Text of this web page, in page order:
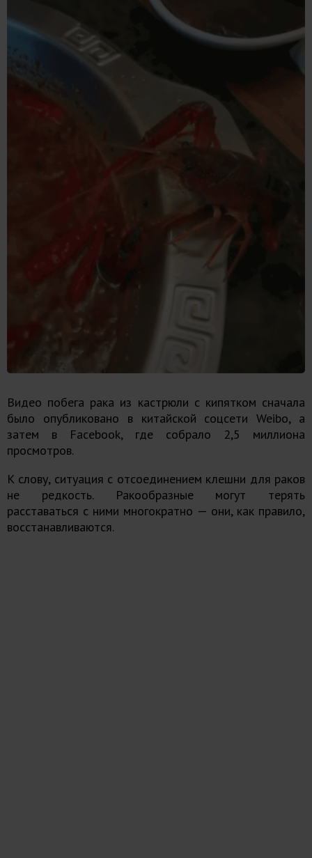
Видео побега рака из кастрюли с кипятком сначала
было опубликовано в китайской соцсети Weibo, а
затем в Facebook,где собрало 2,5 миллиона
просмотров.
К слову, ситуация с отсоединением клешни для раков
не редкость. Ракообразные могут терять
расставаться с ними многократно — они, как правило,
восстанавливаются.